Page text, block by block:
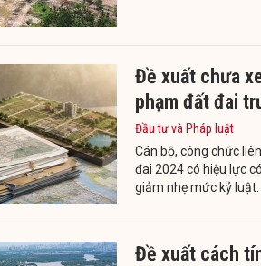
Đề xuất chưa
phạm đất đai
Đầu tư và Pháp luật
Cán bộ, công chức
đai 2024 có hiệu lực
giảm nhẹ mức kỷ luật.
Đề xuất cách